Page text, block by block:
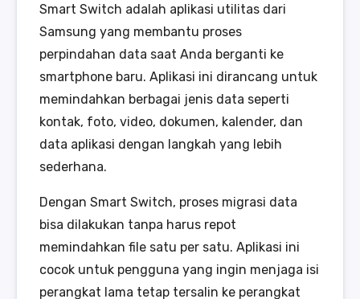
Smart Switch adalah aplikasi utilitas dari
Samsung yang membantu proses
perpindahan data saat Anda berganti ke
smartphone baru. Aplikasi ini dirancang untuk
memindahkan berbagai jenis data seperti
kontak, foto, video, dokumen, kalender, dan
data aplikasi dengan langkah yang lebih
sederhana.
Dengan Smart Switch, proses migrasi data
bisa dilakukan tanpa harus repot
memindahkan file satu per satu. Aplikasi ini
cocok untuk pengguna yang ingin menjaga isi
perangkat lama tetap tersalin ke perangkat